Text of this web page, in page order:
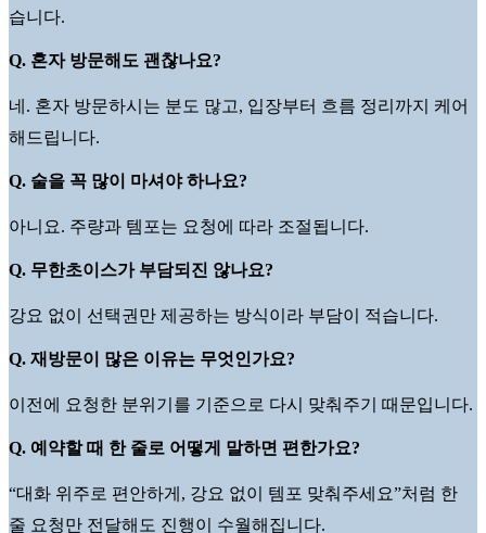
습니다.
Q. 혼자 방문해도 괜찮나요?
네. 혼자 방문하시는 분도 많고, 입장부터 흐름 정리까지 케어
해드립니다.
Q. 술을 꼭 많이 마셔야 하나요?
아니요. 주량과 템포는 요청에 따라 조절됩니다.
Q. 무한초이스가 부담되진 않나요?
강요 없이 선택권만 제공하는 방식이라 부담이 적습니다.
Q. 재방문이 많은 이유는 무엇인가요?
이전에 요청한 분위기를 기준으로 다시 맞춰주기 때문입니다.
Q. 예약할 때 한 줄로 어떻게 말하면 편한가요?
“대화 위주로 편안하게, 강요 없이 템포 맞춰주세요”처럼 한
줄 요청만 전달해도 진행이 수월해집니다.